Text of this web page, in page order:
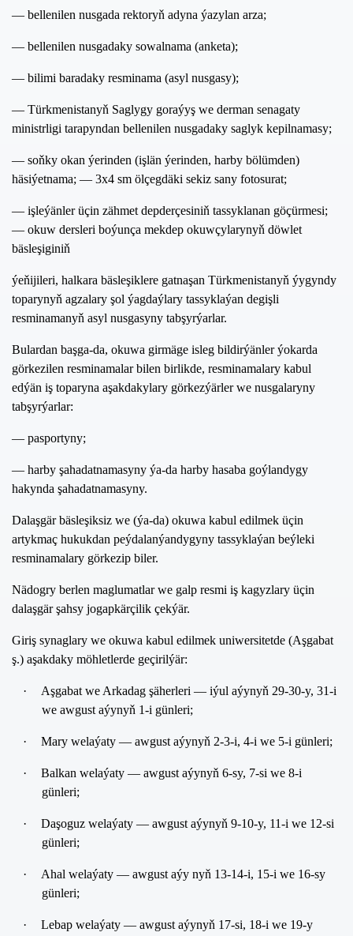
— bellenilen nusgada rektoryň adyna ýazylan arza;
— bellenilen nusgadaky sowalnama (anketa);
— bilimi baradaky resminama (asyl nusgasy);
— Türkmenistanyň Saglygy goraýyş we derman senagaty
ministrligi tarapyndan bellenilen nusgadaky saglyk kepilnamasy;
— soňky okan ýerinden (işlän ýerinden, harby bölümden)
häsiýetnama; — 3x4 sm ölçegdäki sekiz sany fotosurat;
— işleýänler üçin zähmet depderçesiniň tassyklanan göçürmesi;
— okuw dersleri boýunça mekdep okuwçylarynyň döwlet
bäsleşiginiň
ýeňijileri, halkara bäsleşiklere gatnaşan Türkmenistanyň ýygyndy
toparynyň agzalary şol ýagdaýlary tassyklaýan degişli
resminamanyň asyl nusgasyny tabşyrýarlar.
Bulardan başga-da, okuwa girmäge isleg bildirýänler ýokarda
görkezilen resminamalar bilen birlikde, resminamalary kabul
edýän iş toparyna aşakdakylary görkezýärler we nusgalaryny
tabşyrýarlar:
— pasportyny;
— harby şahadatnamasyny ýa-da harby hasaba goýlandygy
hakynda şahadatnamasyny.
Dalaşgär bäsleşiksiz we (ýa-da) okuwa kabul edilmek üçin
artykmaç hukukdan peýdalanýandygyny tassyklaýan beýleki
resminamalary görkezip biler.
Nädogry berlen maglumatlar we galp resmi iş kagyzlary üçin
dalaşgär şahsy jogapkärçilik çekýär.
Giriş synaglary we okuwa kabul edilmek uniwersitetde (Aşgabat
ş.) aşakdaky möhletlerde geçirilýär:
·
Aşgabat we Arkadag şäherleri — iýul aýynyň 29-30-y, 31-i
we awgust aýynyň 1-i günleri;
· Mary welaýaty — awgust aýynyň 2-3-i, 4-i we 5-i günleri;
·
Balkan welaýaty — awgust aýynyň 6-sy, 7-si we 8-i
günleri;
·
Daşoguz welaýaty — awgust aýynyň 9-10-y, 11-i we 12-si
günleri;
·
Ahal welaýaty — awgust aýy nyň 13-14-i, 15-i we 16-sy
günleri;
·
Lebap welaýaty — awgust aýynyň 17-si, 18-i we 19-y